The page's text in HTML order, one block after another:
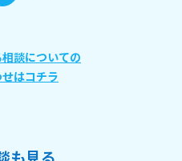
談についての
はコチラ